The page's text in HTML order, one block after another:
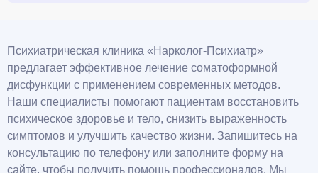
Психиатрическая клиника «Нарколог-Психиатр»
предлагает эффективное лечение соматоформной
дисфункции с применением современных методов.
Наши специалисты помогают пациентам восстановить
психическое здоровье и тело, снизить выраженность
симптомов и улучшить качество жизни. Запишитесь на
консультацию по телефону или заполните форму на
сайте, чтобы получить помощь профессионалов. Мы